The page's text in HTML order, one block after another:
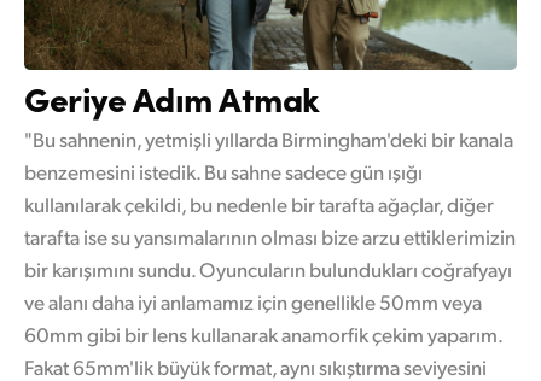
Geriye Adım Atmak
"Bu sahnenin, yetmişli yıllarda Birmingham'deki bir kanala
benzemesini istedik. Bu sahne sadece gün ışığı
kullanılarak çekildi, bu nedenle bir tarafta ağaçlar, diğer
tarafta ise su yansımalarının olması bize arzu ettiklerimizin
bir karışımını sundu. Oyuncuların bulundukları coğrafyayı
ve alanı daha iyi anlamamız için genellikle 50mm veya
60mm gibi bir lens kullanarak anamorfik çekim yaparım.
Fakat 65mm'lik büyük format, aynı sıkıştırma seviyesini